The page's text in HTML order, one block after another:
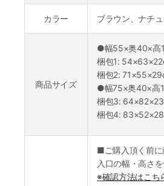
カラー ブラウン、ナチ
商品サイズ
●幅55×奥40×高
梱包1:
梱包2:
●幅75×奥40×高
梱包3:
梱包4:
■ご購入頂く前に
入口の幅・高さ
※確認方法はこち